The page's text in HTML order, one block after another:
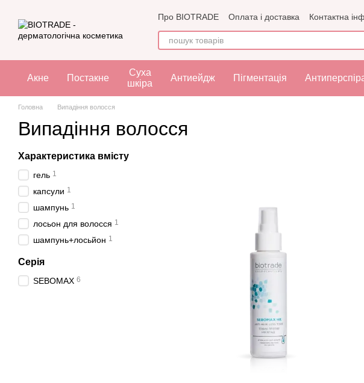
Про BIOTRADE Оплата і доставка Контактна
Угода користувача
Оферта
Акне Постакне
Суха
шкіра
Антиейдж Пігментація
Головна Випадіння волосся
Випадіння волосся
Характеристика вмісту
гель 1
капсули 1
шампунь 1
лосьон для волосся 1
шампунь+лосьйон 1
Серія
SEBOMAX 6